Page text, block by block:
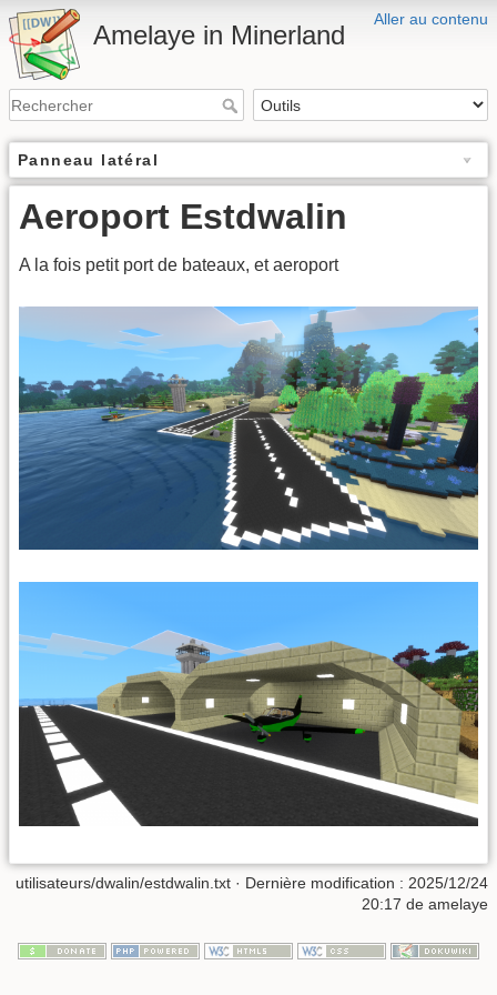
Aller au contenu
Amelaye in Minerland
Panneau latéral
Aeroport Estdwalin
A la fois petit port de bateaux, et aeroport
utilisateurs/dwalin/estdwalin.txt · Dernière modification : 2025/12/24
20:17 de amelaye